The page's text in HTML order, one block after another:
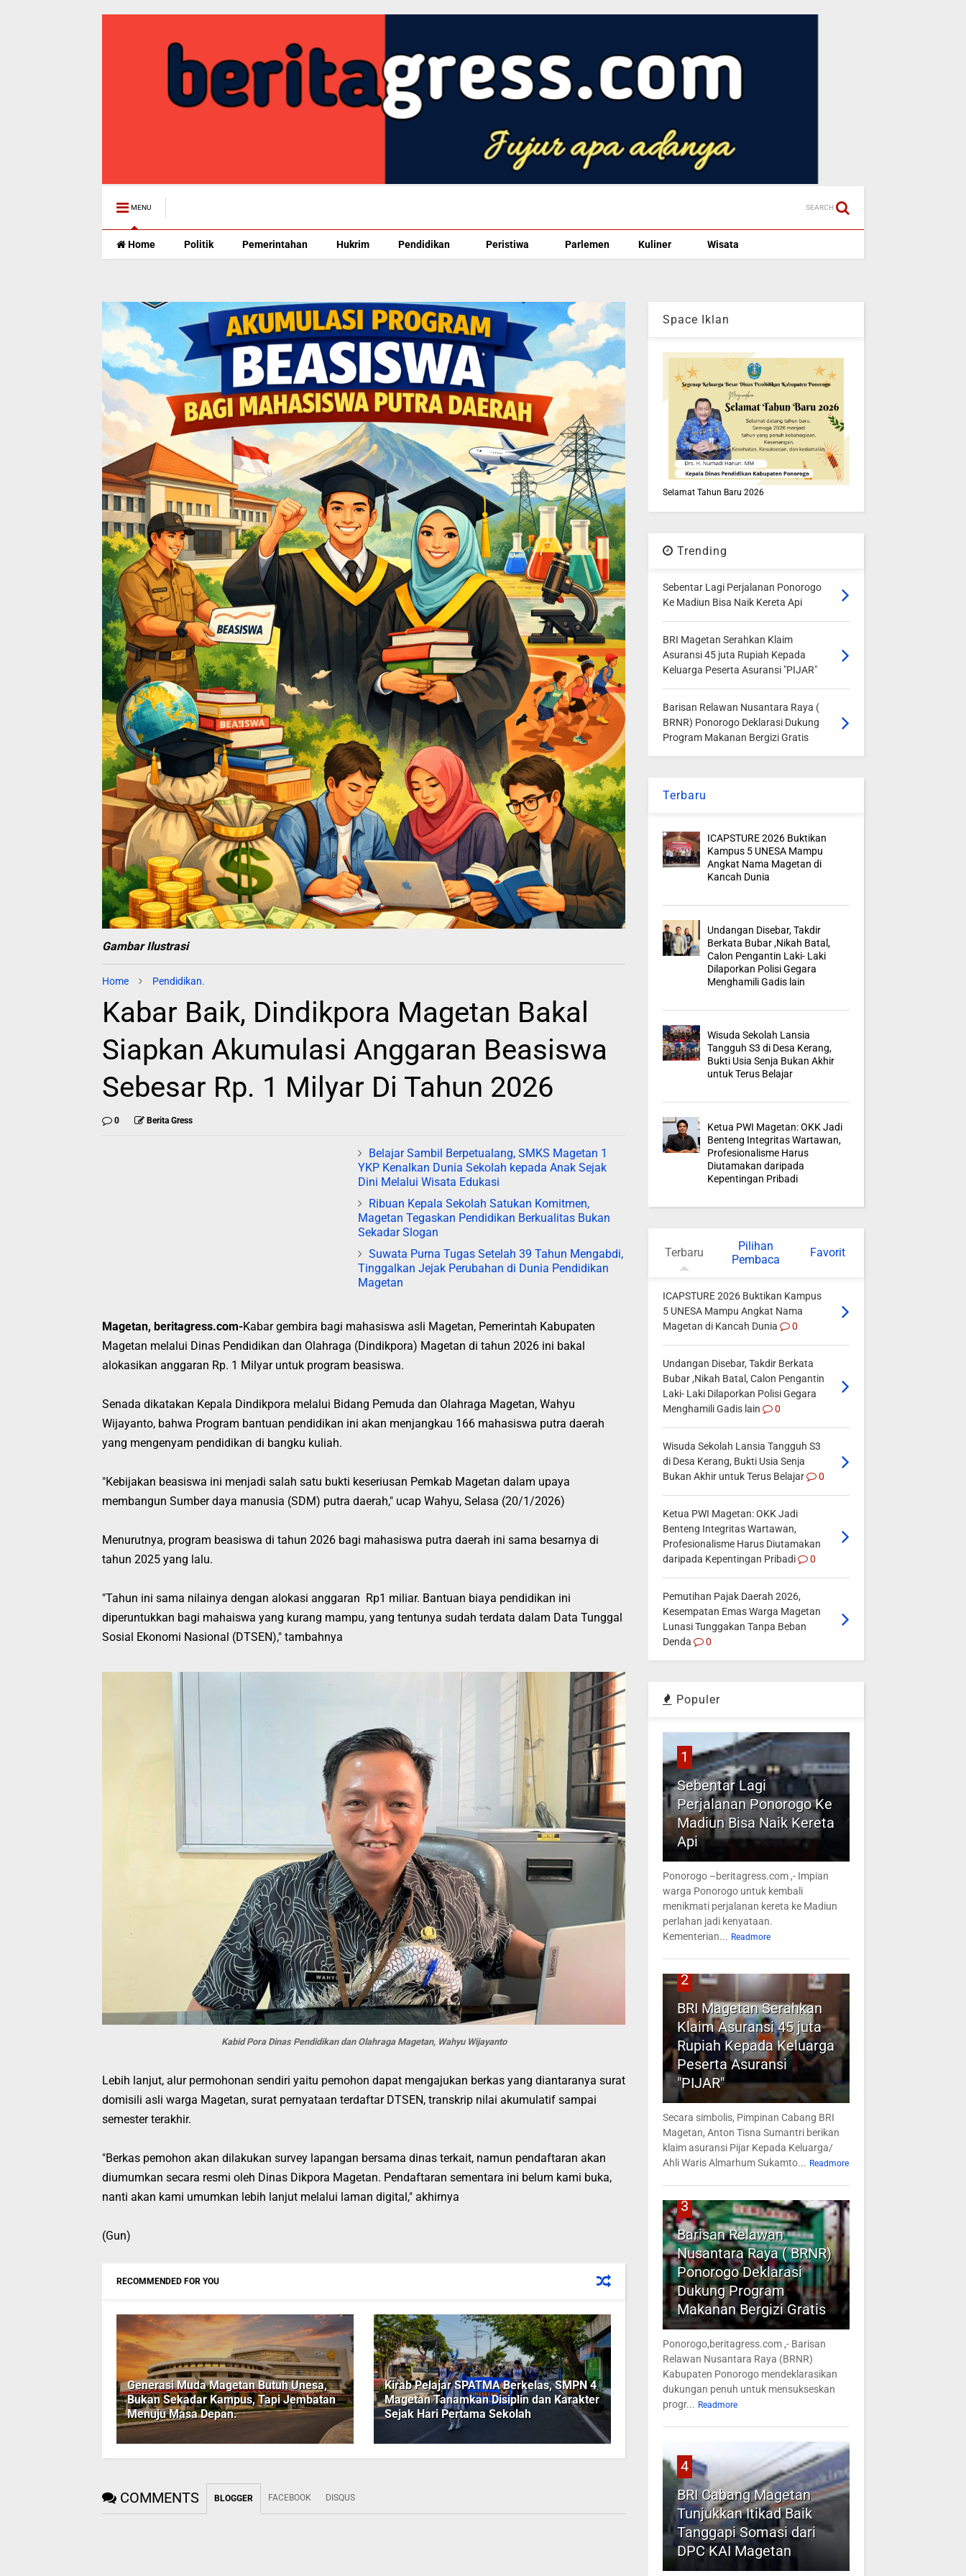
MENU SEARCH
Home Politik Pemerintahan Hukrim Pendidikan Peristiwa Parlemen Kuliner Wisata
Gambar Ilustrasi
Home Pendidikan.
Kabar Baik, Dindikpora Magetan Bakal
Siapkan Akumulasi Anggaran Beasiswa
Sebesar Rp. 1 Milyar Di Tahun 2026
0 Berita Gress
Belajar Sambil Berpetualang, SMKS Magetan 1
YKP Kenalkan Dunia Sekolah kepada Anak Sejak
Dini Melalui Wisata Edukasi
Ribuan Kepala Sekolah Satukan Komitmen,
Magetan Tegaskan Pendidikan Berkualitas Bukan
Sekadar Slogan
Suwata Purna Tugas Setelah 39 Tahun Mengabdi,
Tinggalkan Jejak Perubahan di Dunia Pendidikan
Magetan
Magetan, beritagress.com-Kabar gembira bagi mahasiswa asli Magetan, Pemerintah Kabupaten
Magetan melalui Dinas Pendidikan dan Olahraga (Dindikpora) Magetan di tahun 2026 ini bakal
alokasikan anggaran Rp. 1 Milyar untuk program beasiswa.
Senada dikatakan Kepala Dindikpora melalui Bidang Pemuda dan Olahraga Magetan, Wahyu
Wijayanto, bahwa Program bantuan pendidikan ini akan menjangkau 166 mahasiswa putra daerah
yang mengenyam pendidikan di bangku kuliah.
"Kebijakan beasiswa ini menjadi salah satu bukti keseriusan Pemkab Magetan dalam upaya
membangun Sumber daya manusia (SDM) putra daerah," ucap Wahyu, Selasa (20/1/2026)
Menurutnya, program beasiswa di tahun 2026 bagi mahasiswa putra daerah ini sama besarnya di
tahun 2025 yang lalu.
"Tahun ini sama nilainya dengan alokasi anggaran Rp1 miliar. Bantuan biaya pendidikan ini
diperuntukkan bagi mahaiswa yang kurang mampu, yang tentunya sudah terdata dalam Data Tunggal
Sosial Ekonomi Nasional (DTSEN)," tambahnya
Kabid Pora Dinas Pendidikan dan Olahraga Magetan, Wahyu Wijayanto
Lebih lanjut, alur permohonan sendiri yaitu pemohon dapat mengajukan berkas yang diantaranya surat
domisili asli warga Magetan, surat pernyataan terdaftar DTSEN, transkrip nilai akumulatif sampai
semester terakhir.
"Berkas pemohon akan dilakukan survey lapangan bersama dinas terkait, namun pendaftaran akan
diumumkan secara resmi oleh Dinas Dikpora Magetan. Pendaftaran sementara ini belum kami buka,
nanti akan kami umumkan lebih lanjut melalui laman digital," akhirnya
(Gun)
RECOMMENDED FOR YOU
Generasi Muda Magetan Butuh Unesa,
Bukan Sekadar Kampus, Tapi Jembatan
Menuju Masa Depan.
Kirab Pelajar SPATMA Berkelas, SMPN 4
Magetan Tanamkan Disiplin dan Karakter
Sejak Hari Pertama Sekolah
COMMENTS BLOGGER FACEBOOK DISQUS
Space Iklan
Selamat Tahun Baru 2026
Trending
Sebentar Lagi Perjalanan Ponorogo
Ke Madiun Bisa Naik Kereta Api
BRI Magetan Serahkan Klaim
Asuransi 45 juta Rupiah Kepada
Keluarga Peserta Asuransi "PIJAR"
Barisan Relawan Nusantara Raya (
BRNR) Ponorogo Deklarasi Dukung
Program Makanan Bergizi Gratis
Terbaru
ICAPSTURE 2026 Buktikan
Kampus 5 UNESA Mampu
Angkat Nama Magetan di
Kancah Dunia
Undangan Disebar, Takdir
Berkata Bubar ,Nikah Batal,
Calon Pengantin Laki- Laki
Dilaporkan Polisi Gegara
Menghamili Gadis lain
Wisuda Sekolah Lansia
Tangguh S3 di Desa Kerang,
Bukti Usia Senja Bukan Akhir
untuk Terus Belajar
Ketua PWI Magetan: OKK Jadi
Benteng Integritas Wartawan,
Profesionalisme Harus
Diutamakan daripada
Kepentingan Pribadi
Terbaru
Pilihan
Pembaca
Favorit
ICAPSTURE 2026 Buktikan Kampus
5 UNESA Mampu Angkat Nama
Magetan di Kancah Dunia
0
Undangan Disebar, Takdir Berkata
Bubar ,Nikah Batal, Calon Pengantin
Laki- Laki Dilaporkan Polisi Gegara
Menghamili Gadis lain
0
Wisuda Sekolah Lansia Tangguh S3
di Desa Kerang, Bukti Usia Senja
Bukan Akhir untuk Terus Belajar
0
Ketua PWI Magetan: OKK Jadi
Benteng Integritas Wartawan,
Profesionalisme Harus Diutamakan
daripada Kepentingan Pribadi
0
Pemutihan Pajak Daerah 2026,
Kesempatan Emas Warga Magetan
Lunasi Tunggakan Tanpa Beban
Denda
0
Populer
1
Sebentar Lagi
Perjalanan Ponorogo Ke
Madiun Bisa Naik Kereta
Api
Ponorogo –beritagress.com ,- Impian
warga Ponorogo untuk kembali
menikmati perjalanan kereta ke Madiun
perlahan jadi kenyataan.
Kementerian... Readmore
2
BRI Magetan Serahkan
Klaim Asuransi 45 juta
Rupiah Kepada Keluarga
Peserta Asuransi
"PIJAR"
Secara simbolis, Pimpinan Cabang BRI
Magetan, Anton Tisna Sumantri berikan
klaim asuransi Pijar Kepada Keluarga/
Ahli Waris Almarhum Sukamto... Readmore
3
Barisan Relawan
Nusantara Raya ( BRNR)
Ponorogo Deklarasi
Dukung Program
Makanan Bergizi Gratis
Ponorogo,beritagress.com ,- Barisan
Relawan Nusantara Raya (BRNR)
Kabupaten Ponorogo mendeklarasikan
dukungan penuh untuk mensukseskan
progr... Readmore
4
BRI Cabang Magetan
Tunjukkan Itikad Baik
Tanggapi Somasi dari
DPC KAI Magetan